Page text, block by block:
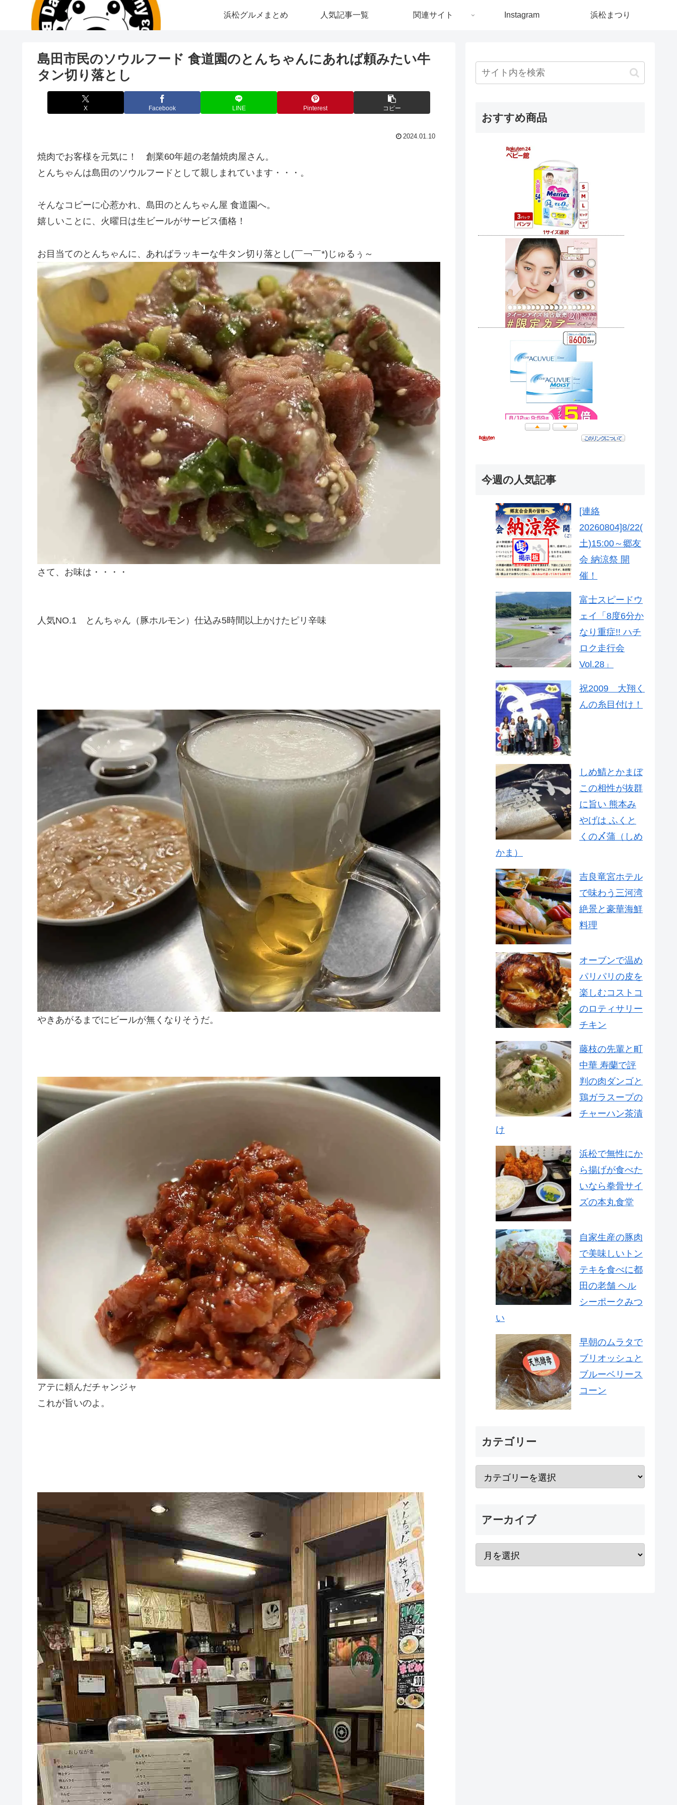
浜松グルメまとめ 人気記事一覧 関連サイト Instagram 浜松まつり
島田市民のソウルフード 食道園のとんちゃんにあれば頼みたい牛
タン切り落とし
X Facebook LINE Pinterest コピー
2024.01.10
焼肉でお客様を元気に！ 創業60年超の老舗焼肉屋さん。
とんちゃんは島田のソウルフードとして親しまれています・・・。
そんなコピーに心惹かれ、島田のとんちゃん屋 食道園へ。
嬉しいことに、火曜日は生ビールがサービス価格！
お目当てのとんちゃんに、あればラッキーな牛タン切り落とし(￣￢￣*)じゅるぅ～
さて、お味は・・・・
人気NO.1 とんちゃん（豚ホルモン）仕込み5時間以上かけたピリ辛味
やきあがるまでにビールが無くなりそうだ。
アテに頼んだチャンジャ
これが旨いのよ。
おすすめ商品
今週の人気記事
[連絡
20260804]8/22(
土)15:00～郷友
会 納涼祭 開
催！
富士スピードウ
ェイ「8度6分か
なり重症!! ハチ
ロク走行会
Vol.28」
祝2009 大翔く
んの糸目付け！
しめ鯖とかまぼ
この相性が抜群
に旨い 熊本み
やげは ふくと
くの〆蒲（しめ
かま）
吉良竜宮ホテル
で味わう三河湾
絶景と豪華海鮮
料理
オーブンで温め
パリパリの皮を
楽しむコストコ
のロティサリー
チキン
藤枝の先輩と町
中華 寿蘭で評
判の肉ダンゴと
鶏ガラスープの
チャーハン茶漬
け
浜松で無性にか
ら揚げが食べた
いなら拳骨サイ
ズの本丸食堂
自家生産の豚肉
で美味しいトン
テキを食べに都
田の老舗 ヘル
シーポークみつ
い
早朝のムラタで
ブリオッシュと
ブルーベリース
コーン
カテゴリー
アーカイブ